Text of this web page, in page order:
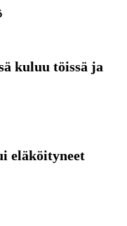
kuluu töissä ja
eläköityneet